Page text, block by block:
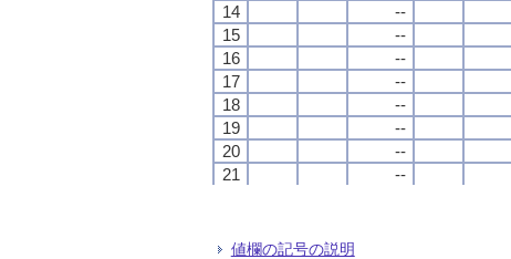
14
--
15
--
16
--
17
--
18
--
19
--
20
--
21
--
24
14
--
15
--
16
--
17
--
18
--
19
--
20
--
21
--
24
14
--
15
--
16
--
17
--
18
--
19
--
20
--
21
--
24
14
--
15
--
16
--
17
--
18
--
19
--
20
--
21
--
24
値欄の記号の説明